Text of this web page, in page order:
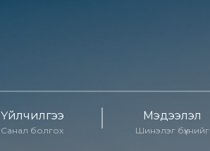
Үйлчилгээ
Санал болгох
Мэдээлэл
Шинэлэг бүхнийг